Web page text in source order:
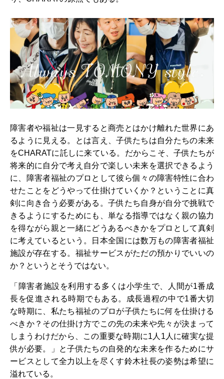
障害者や福祉は一見すると商売とはかけ離れた世界にあ
るように見える。とは言え、子供たちは自分たちの未来
をCHARATに託しに来ている。だからこそ、子供たちが
将来的に自分で考え自分で楽しい未来を選択できるよう
に、障害者福祉のプロとして彼ら個々の障害特性に合わ
せたことをどうやって仕掛けていくか？ということに真
剣に向き合う必要がある。子供たち自身が自分で挑戦で
きるようにするためにも、単なる指導ではなく親の協力
を得ながら親と一緒にどうあるべきかをプロとして真剣
に考えているという。日本全国には数万もの障害者福祉
施設が存在する。福祉サービスがただの預かりでいいの
か？というとそうではない。
「障害者施設を利用する多くは小学生で、人間が1番成
長を促進される時期でもある。成長過程の中で1番大切
な時期に、私たち福祉のプロが子供たちに何を仕掛ける
べきか？その仕掛け方でこの先の未来や先々が決まって
しまうわけだから、この重要な時期に1人1人に確実な提
供が必要。」と子供たちの自発的な未来を作るためにサ
ービスとして全力以上を尽くす鈴木社長の姿勢は希望に
溢れている。